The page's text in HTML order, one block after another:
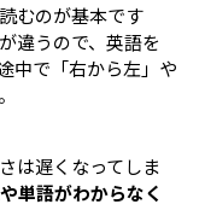
むのが基本です
違うので、英語を
中で「右から左」や
は遅くなってしま
単語がわからなく